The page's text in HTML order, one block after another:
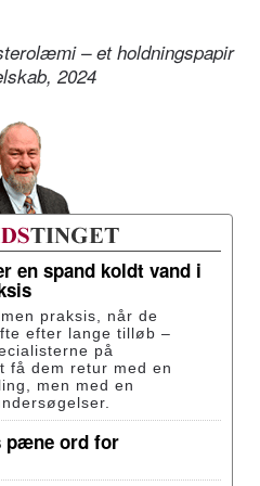
– et holdningspapir
2024
en spand koldt vand i
praksis, når de
efter lange tilløb –
på
få dem retur med en
men med en
pæne ord for